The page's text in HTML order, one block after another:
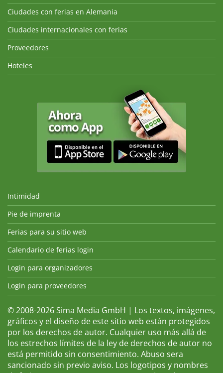
Ciudades con ferias en Alemania
Ciudades internacionales con ferias
Proveedores
Hoteles
Intimidad
Pie de imprenta
Ferias para su sitio web
Calendario de ferias login
Login para organizadores
Login para proveedores
© 2008-2026 Sima Media GmbH | Los textos, imágenes,
gráficos y el diseño de este sitio web están protegidos
por los derechos de autor. Cualquier uso más allá de
los estrechos límites de la ley de derechos de autor no
está permitido sin consentimiento. Abuso sera
sancionado sin previo aviso. Los logotipos y nombres